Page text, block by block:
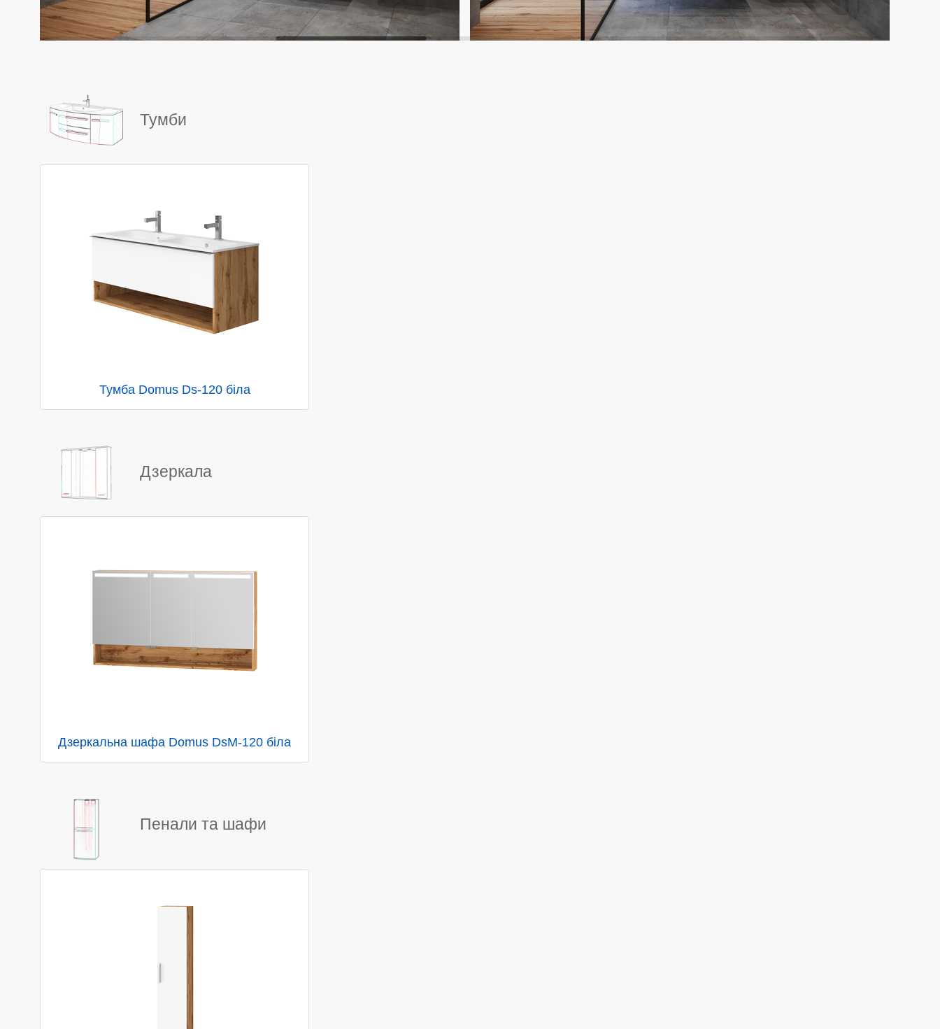
Тумби
Тумба Domus Ds-120 біла
Дзеркала
Дзеркальна шафа Domus DsM-120 біла
Пенали та шафи